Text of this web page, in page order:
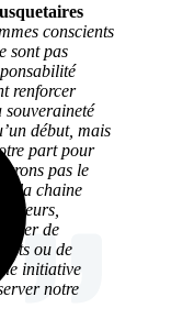
conscients
sont pas
renforcer
souveraineté
début, mais
part pour
pas le
la chaine
de
ou de
initiative
notre